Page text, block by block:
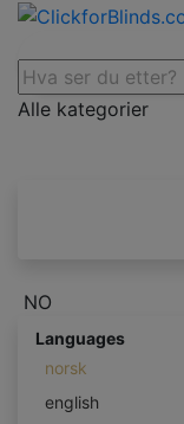
Alle kategorier
NO
Languages
norsk
english